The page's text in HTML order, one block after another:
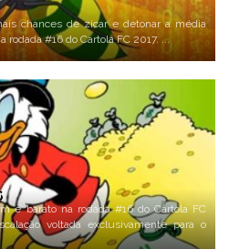
chances de zicar e detonar a média
#16 do Cartola FC 2017. ...
e barato na rodada #16 do Cartola FC
voltada exclusivamente para o